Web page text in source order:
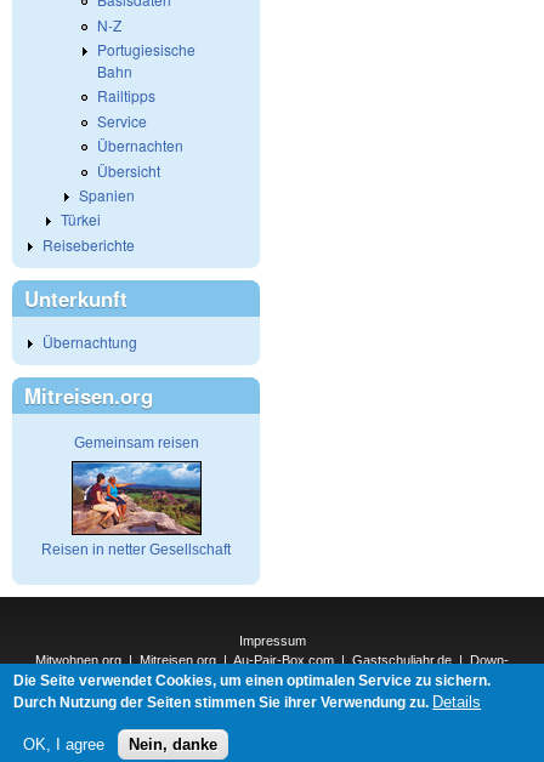
N-Z
Portugiesische
Bahn
Railtipps
Service
Übernachten
Übersicht
Spanien
Türkei
Reiseberichte
Unterkunft
Übernachtung
Mitreisen.org
Gemeinsam reisen
Reisen in netter Gesellschaft
Impressum
Mitwohnen.org
Mitreisen.org Au-Pair-Box.com Gastschuljahr.de
Down-
Under.org |Elderpair.com|
Interconnections-Verlag.de|Natur-und-Umwelt.org|ReiseTops.com|
Die Seite verwendet Cookies, um einen optimalen Service zu sichern.
Durch Nutzung der Seiten stimmen Sie ihrer Verwendung zu. Details
OK, I agree Nein, danke